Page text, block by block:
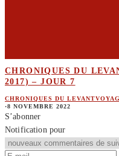
CHRONIQUES DU
2017) – JOUR 7
CHRONIQUES DU LEVANT
·8 NOVEMBRE 2022
S’abonner
Notification pour